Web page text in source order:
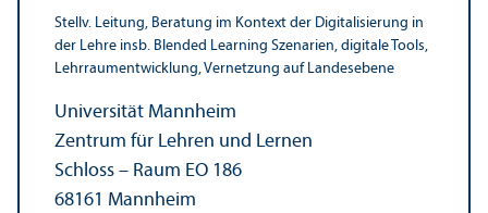
Stellv. Leitung, Beratung im Kontext der Digitalisierung in
der Lehre insb. Blended Learning Szenarien, digitale Tools,
Lehr­raum­entwicklung, Vernetzung auf Landes­ebene
Universität Mannheim
Zentrum für Lehren und Lernen
Schloss – Raum EO 186
68161 Mannheim